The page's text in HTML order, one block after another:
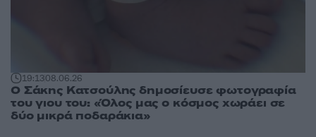
19:1308.06.26
Ο Σάκης Κατσούλης δημοσίευσε φωτογραφία
του γιου του: «Όλος μας ο κόσμος χωράει σε
δύο μικρά ποδαράκια»